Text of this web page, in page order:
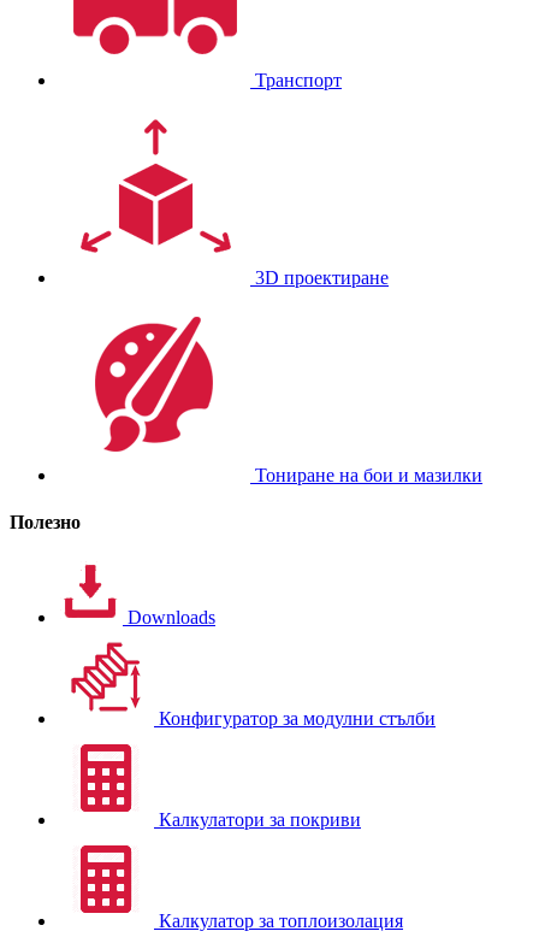
Транспорт
3D проектиране
Тониране на бои и мазилки
Полезно
Downloads
Конфигуратор за модулни стълби
Калкулатори за покриви
Калкулатор за топлоизолация